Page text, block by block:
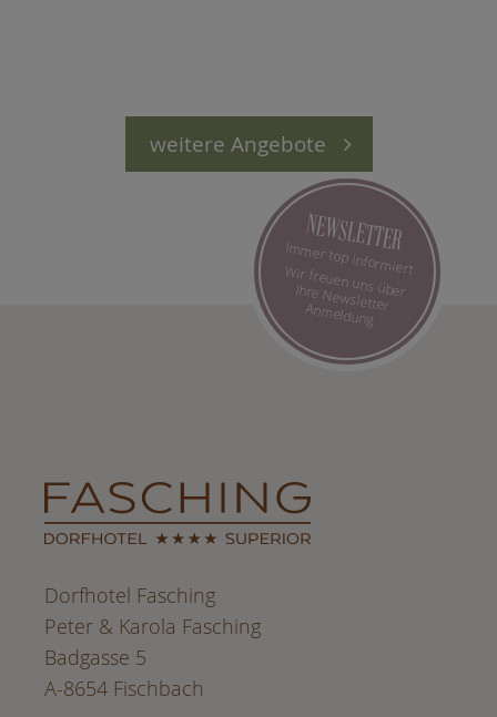
weitere Angebote
Dorfhotel Fasching
Peter & Karola Fasching
Badgasse 5
A-8654 Fischbach
NEWSLETTER
Immer top informiert
Wir freuen uns über Ihre Newsletter Anmeldung